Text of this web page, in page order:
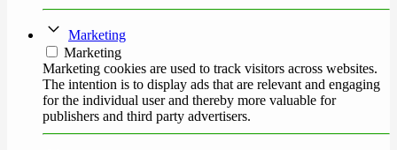
Marketing
Marketing
Marketing cookies are used to track visitors across websites.
The intention is to display ads that are relevant and engaging
for the individual user and thereby more valuable for
publishers and third party advertisers.